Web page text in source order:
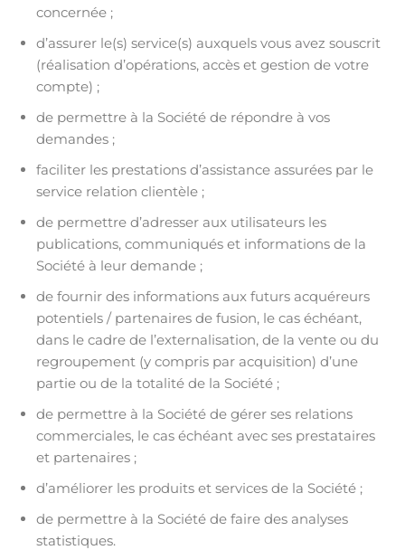
concernée ;
d’assurer le(s) service(s) auxquels vous avez souscrit
(réalisation d’opérations, accès et gestion de votre
compte) ;
de permettre à la Société de répondre à vos
demandes ;
faciliter les prestations d’assistance assurées par le
service relation clientèle ;
de permettre d’adresser aux utilisateurs les
publications, communiqués et informations de la
Société à leur demande ;
de fournir des informations aux futurs acquéreurs
potentiels / partenaires de fusion, le cas échéant,
dans le cadre de l’externalisation, de la vente ou du
regroupement (y compris par acquisition) d’une
partie ou de la totalité de la Société ;
de permettre à la Société de gérer ses relations
commerciales, le cas échéant avec ses prestataires
et partenaires ;
d’améliorer les produits et services de la Société ;
de permettre à la Société de faire des analyses
statistiques.